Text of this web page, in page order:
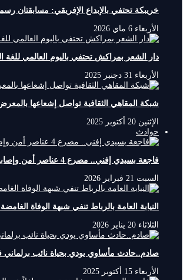
خريبكة تحتفي بالإبداع الإفريقي: مسابقتان رسميتان للأفلام
الأربعاء 6 ماي 2026
دار الشعر بمراكش تحتفي باليوم العالمي
الأربعاء 31 دجنبر 2025
شبكة المقاهي الثقافية تواصل إشعاعها
الإثنين 20 أكتوبر 2025
حوادث
فاجعة بسيدي إفني.. مصرع 4 عناصر أمن وإصابة 26 في انقلاب حافلة متجهة لتأمين مباراة بأكادير
السبت 21 فبراير 2026
النيابة العامة بالرباط تنفي شبهة الوفاة
الثلاثاء 20 يناير 2026
صادم..حادث مأساوي يودي بحياة نائب برلماني
الأربعاء 15 أكتوبر 2025